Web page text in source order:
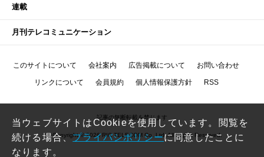
連載
月刊テレコミュニケーション
このサイトについて 会社案内 広告掲載について お問い合わせ
リンクについて 会員規約 個人情報保護方針 RSS
記事の無断転載を禁じます
Copyright © 2026 RIC TELECOM Co.,Ltd. All Rights Reserved.
当ウェブサイトはCookieを使用しています。閲覧を
続ける場合、プライバシポリシーに同意したことに
なります。